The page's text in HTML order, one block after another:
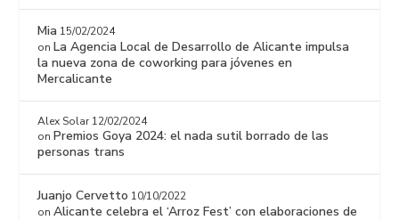
Mia 15/02/2024
onLa Agencia Local de Desarrollo de Alicante impulsa
la nueva zona de coworking para jóvenes en
Mercalicante
Alex Solar 12/02/2024
onPremios Goya 2024: el nada sutil borrado de las
personas trans
Juanjo Cervetto 10/10/2022
onAlicante celebra el ‘Arroz Fest’ con elaboraciones de